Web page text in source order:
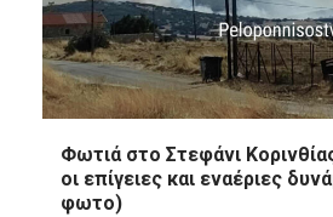
Φωτιά στο Στεφάνι
οι επίγειες και εναέριες
φωτο)